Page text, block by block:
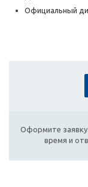
Официальный
Оформите заявку
время и